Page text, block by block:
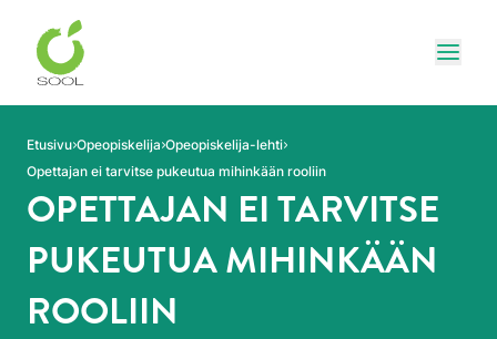
Siirry sivun sisältöön
Etusivu Opeopiskelija Opeopiskelija-lehti
Opettajan ei tarvitse pukeutua mihinkään rooliin
OPETTAJAN EI TARVITSE
PUKEUTUA MIHINKÄÄN
ROOLIIN